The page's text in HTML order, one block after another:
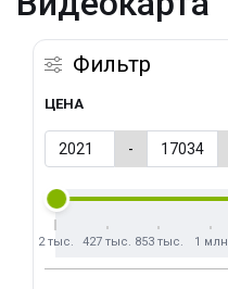
Фильтр
ЦЕНА
-
2 тыс. 427 тыс. 853 тыс. 1 млн